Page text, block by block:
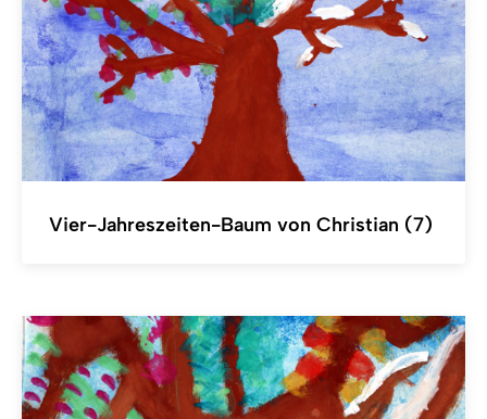
Vier-Jahreszeiten-Baum von Christian (7)